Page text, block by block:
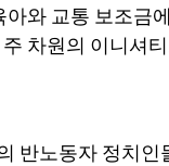
와 교통 보조금
차원의 이니셔
반노동자 정치